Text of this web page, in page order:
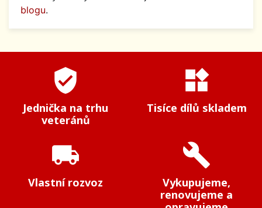
blogu.
verified_user
Jednička na trhu
veteránů
widgets
Tisíce dílů skladem
local_shipping
Vlastní rozvoz
build
Vykupujeme,
renovujeme a